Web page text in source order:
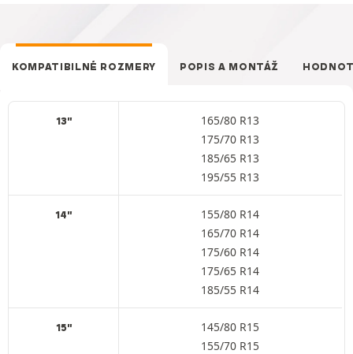
KOMPATIBILNÉ ROZMERY POPIS A MONTÁŽ
13"
165/80 R13
175/70 R13
185/65 R13
195/55 R13
14"
155/80 R14
165/70 R14
175/60 R14
175/65 R14
185/55 R14
15"
145/80 R15
155/70 R15